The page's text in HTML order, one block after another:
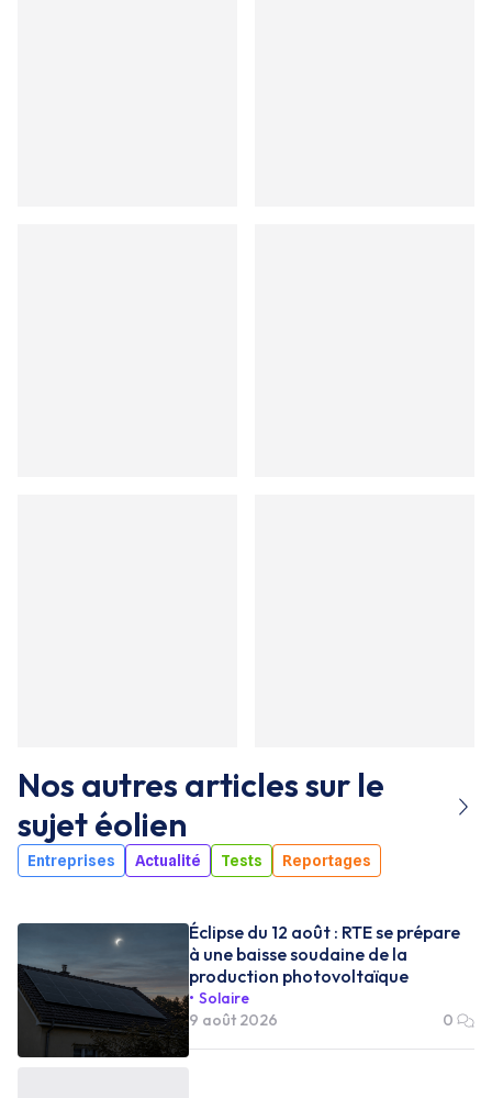
Nos autres articles sur le
sujetéolien
Entreprises Actualité Tests Reportages
Éclipse du 12 août : RTE se prépare
à une baisse soudaine de la
production photovoltaïque
Solaire
9 août 2026
0